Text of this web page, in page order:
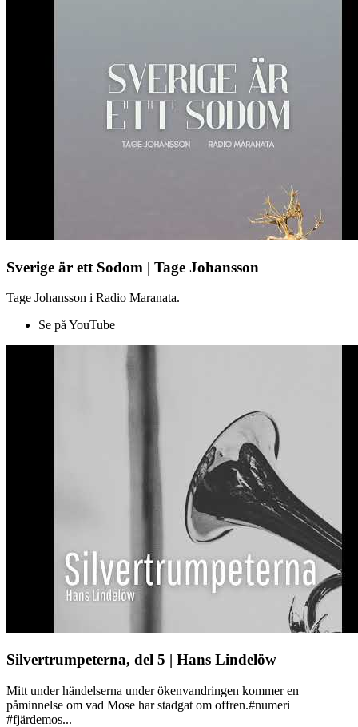
Sverige är ett Sodom | Tage Johansson
Tage Johansson i Radio Maranata.
Se på YouTube
Silvertrumpeterna, del 5 | Hans Lindelöw
Mitt under händelserna under ökenvandringen kommer en
påminnelse om vad Mose har stadgat om offren.#numeri
#fjärdemos...